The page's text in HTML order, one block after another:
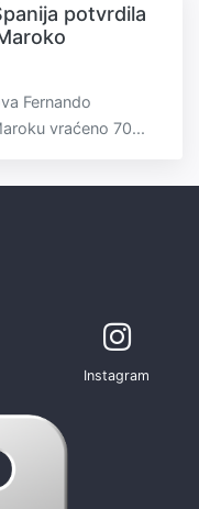
potvrdila
Fernando
vraćeno 70...
Instagram